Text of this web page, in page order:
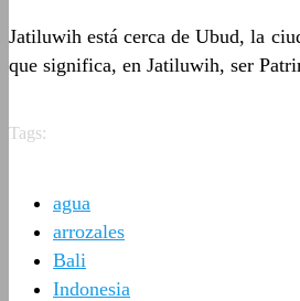
Jatiluwih está cerca de Ubud, la
que significa, en Jatiluwih, ser
Tags:
agua
arrozales
Bali
Indonesia